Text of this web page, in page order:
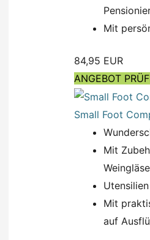
Mit
84,95 EUR
ANGEBOT
Small Foot
Mit
Mit
auf